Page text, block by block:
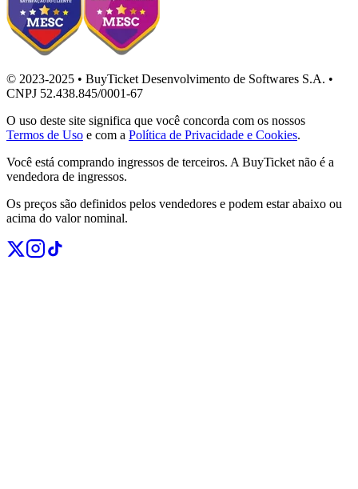
© 2023-2025 • BuyTicket Desenvolvimento de Softwares S.A. •
CNPJ 52.438.845/0001-67
O uso deste site significa que você concorda com os nossos
Termos de Uso e com a Política de Privacidade e Cookies.
Você está comprando ingressos de terceiros. A BuyTicket não é a
vendedora de ingressos.
Os preços são definidos pelos vendedores e podem estar abaixo ou
acima do valor nominal.